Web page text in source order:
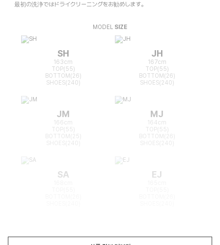
最初の洗浄ではドライクリーニングをお勧めします。
MODEL SIZE
SH
163cm
TOP(55)
BOTTOM(26)
SHOES(240)
JH
167cm
TOP(55)
BOTTOM(26)
SHOES(240)
JM
166cm
TOP(55)
BOTTOM(25)
MJ
164cm
TOP(55)
BOTTOM(26)
SA EJ